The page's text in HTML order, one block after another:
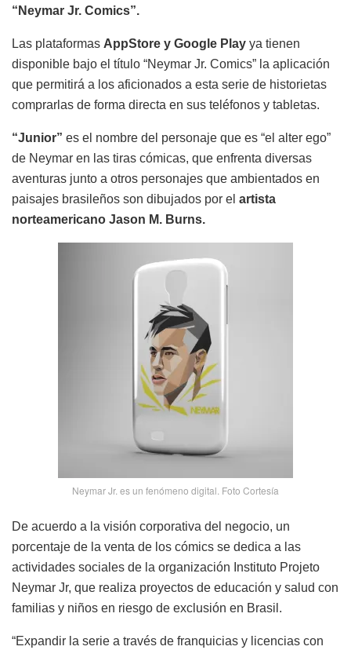
“Neymar Jr. Comics”.
Las plataformas AppStore y Google Play ya tienen
disponible bajo el título “Neymar Jr. Comics” la aplicación
que permitirá a los aficionados a esta serie de historietas
comprarlas de forma directa en sus teléfonos y tabletas.
“Junior” es el nombre del personaje que es “el alter ego”
de Neymar en las tiras cómicas, que enfrenta diversas
aventuras junto a otros personajes que ambientados en
paisajes brasileños son dibujados por el artista
norteamericano Jason M. Burns.
Neymar Jr. es un fenómeno digital. Foto Cortesía
De acuerdo a la visión corporativa del negocio, un
porcentaje de la venta de los cómics se dedica a las
actividades sociales de la organización Instituto Projeto
Neymar Jr, que realiza proyectos de educación y salud con
familias y niños en riesgo de exclusión en Brasil.
“Expandir la serie a través de franquicias y licencias con